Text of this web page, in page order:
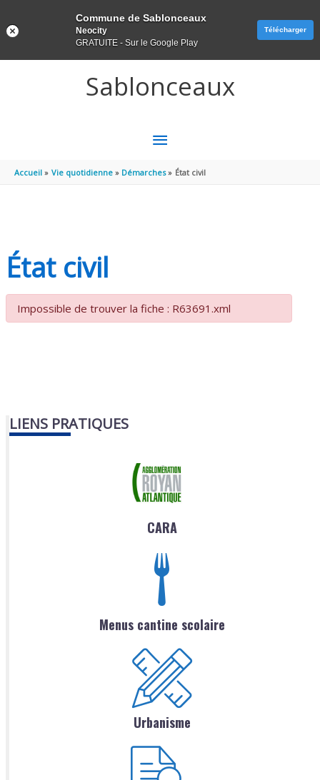
Sablonceaux
MENU
PRINCIPAL
Accueil Vie quotidienne Démarches État civil
État civil
Impossible de trouver la fiche : R63691.xml
LIENS PRATIQUES
CARA
Menus cantine scolaire
Urbanisme
Commune de Sablonceaux
Neocity
GRATUITE - Sur le Google Play
Télécharger